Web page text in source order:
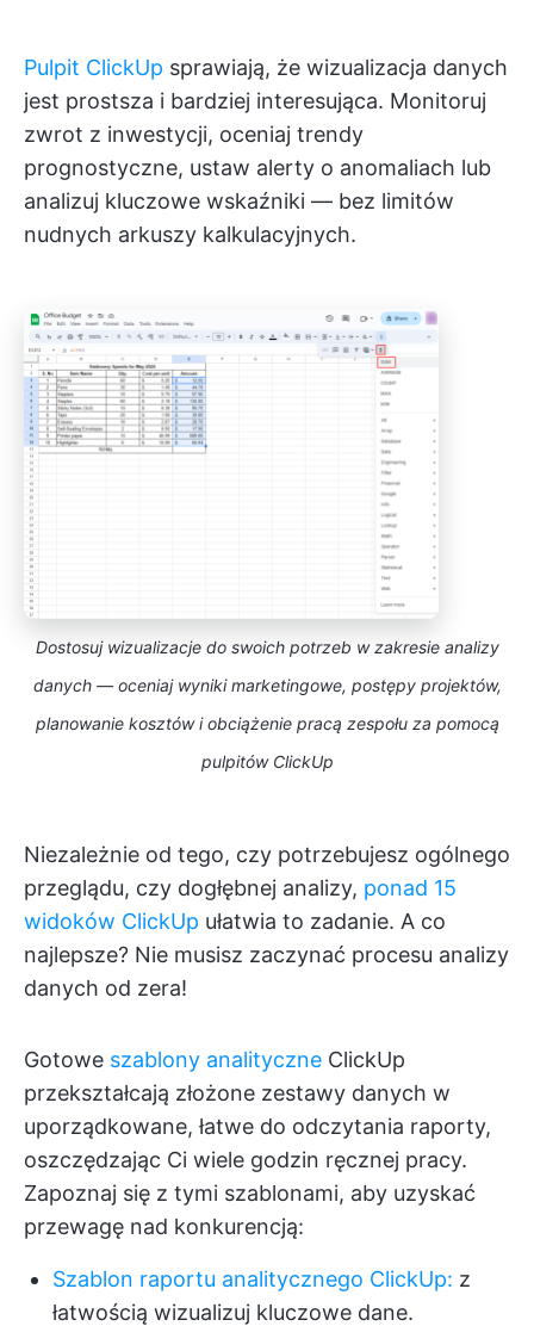
Pulpit ClickUp sprawiają, że wizualizacja danych
jest prostsza i bardziej interesująca. Monitoruj
zwrot z inwestycji, oceniaj trendy
prognostyczne, ustaw alerty o anomaliach lub
analizuj kluczowe wskaźniki — bez limitów
nudnych arkuszy kalkulacyjnych.
Dostosuj wizualizacje do swoich potrzeb w zakresie analizy
danych — oceniaj wyniki marketingowe, postępy projektów,
planowanie kosztów i obciążenie pracą zespołu za pomocą
pulpitów ClickUp
Niezależnie od tego, czy potrzebujesz ogólnego
przeglądu, czy dogłębnej analizy, ponad 15
widoków ClickUp ułatwia to zadanie. A co
najlepsze? Nie musisz zaczynać procesu analizy
danych od zera!
Gotowe szablony analityczne ClickUp
przekształcają złożone zestawy danych w
uporządkowane, łatwe do odczytania raporty,
oszczędzając Ci wiele godzin ręcznej pracy.
Zapoznaj się z tymi szablonami, aby uzyskać
przewagę nad konkurencją:
Szablon raportu analitycznego ClickUp: z
łatwością wizualizuj kluczowe dane.